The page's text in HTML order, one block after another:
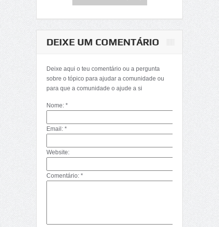
DEIXE UM COMENTÁRIO
Deixe aqui o teu comentário ou a pergunta
sobre o tópico para ajudar a comunidade ou
para que a comunidade o ajude a si
Nome: *
Email: *
Website:
Comentário: *